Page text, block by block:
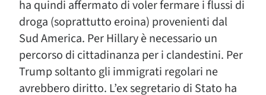
ha quindi affermato di voler fermare i flussi di
droga (soprattutto eroina) provenienti dal
Sud America. Per Hillary è necessario un
percorso di cittadinanza per i clandestini. Per
Trump soltanto gli immigrati regolari ne
avrebbero diritto. L’ex segretario di Stato ha